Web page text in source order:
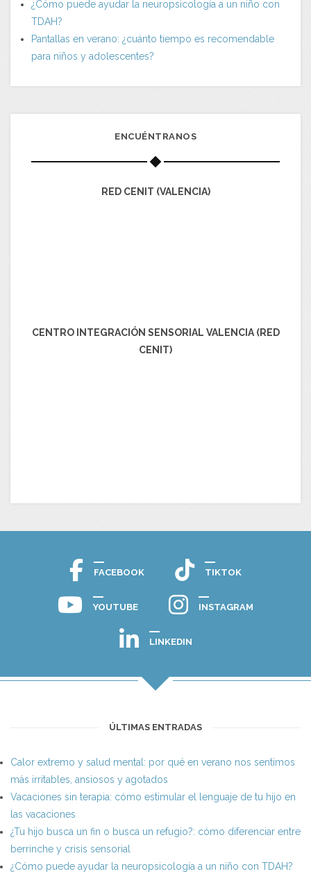
¿Cómo puede ayudar la neuropsicología a un niño con
TDAH?
Pantallas en verano: ¿cuánto tiempo es recomendable
para niños y adolescentes?
ENCUÉNTRANOS
RED CENIT (VALENCIA)
CENTRO INTEGRACIÓN SENSORIAL VALENCIA (RED
CENIT)
FACEBOOK TIKTOK
YOUTUBE INSTAGRAM
LINKEDIN
ÚLTIMAS ENTRADAS
Calor extremo y salud mental: por qué en verano nos sentimos
más irritables, ansiosos y agotados
Vacaciones sin terapia: cómo estimular el lenguaje de tu hijo en
las vacaciones
¿Tu hijo busca un fin o busca un refugio?: cómo diferenciar entre
berrinche y crisis sensorial
¿Cómo puede ayudar la neuropsicología a un niño con TDAH?